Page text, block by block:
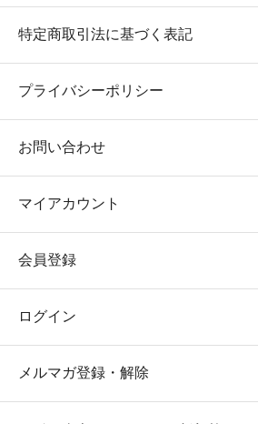
特定商取引法に基づく表記
プライバシーポリシー
お問い合わせ
マイアカウント
会員登録
ログイン
メルマガ登録・解除